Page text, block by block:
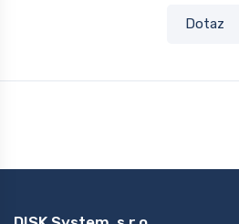
Dotaz